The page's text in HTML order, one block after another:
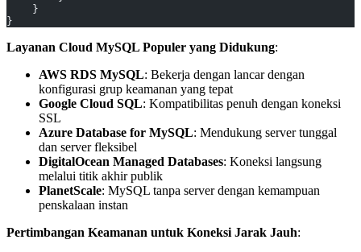
    }
}
Layanan Cloud MySQL Populer yang Didukung:
AWS RDS MySQL: Bekerja dengan lancar dengan
konfigurasi grup keamanan yang tepat
Google Cloud SQL: Kompatibilitas penuh dengan koneksi
SSL
Azure Database for MySQL: Mendukung server tunggal
dan server fleksibel
DigitalOcean Managed Databases: Koneksi langsung
melalui titik akhir publik
PlanetScale: MySQL tanpa server dengan kemampuan
penskalaan instan
Pertimbangan Keamanan untuk Koneksi Jarak Jauh: